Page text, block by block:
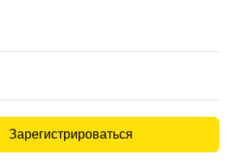
Зарегистрироваться